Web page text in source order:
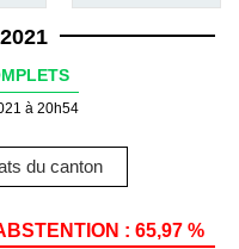
à 20h54
du canton
: 65,97 %